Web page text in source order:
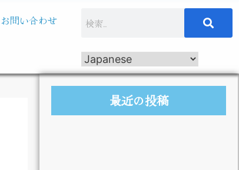
お問い合わせ
最近の投稿